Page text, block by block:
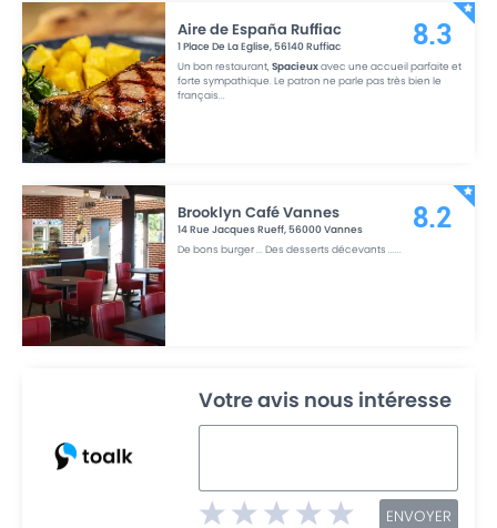
Aire de España Ruffiac
1 Place De La Eglise,56140Ruffiac
Un bon restaurant,Spacieuxavec une accueil parfaite et
forte sympathique. Le patron ne parle pas très bien le
français...
8.3
Brooklyn Café Vannes
14 Rue Jacques Rueff,56000Vannes
De bons burger ... Des desserts décevants ......
8.2
Votre avis nous intéresse
ENVOYER